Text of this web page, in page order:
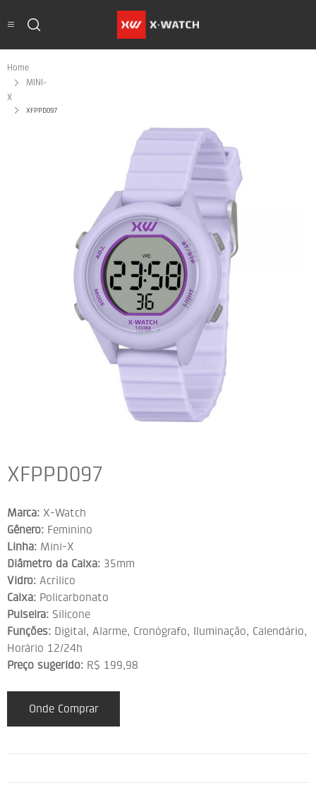
Home
MINI-
X
XFPPD097
XFPPD097
Marca: X-Watch
Gênero: Feminino
Linha: Mini-X
Diâmetro da Caixa: 35mm
Vidro: Acrílico
Caixa: Policarbonato
Pulseira: Silicone
Funções: Digital, Alarme, Cronógrafo, Iluminação, Calendário,
Horário 12/24h
Preço sugerido: R$ 199,98
Onde Comprar